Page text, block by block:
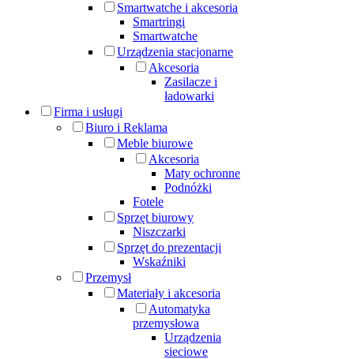
Smartwatche i akcesoria
Smartringi
Smartwatche
Urządzenia stacjonarne
Akcesoria
Zasilacze i
ładowarki
Firma i usługi
Biuro i Reklama
Meble biurowe
Akcesoria
Maty ochronne
Podnóżki
Fotele
Sprzęt biurowy
Niszczarki
Sprzęt do prezentacji
Wskaźniki
Przemysł
Materiały i akcesoria
Automatyka
przemysłowa
Urządzenia
sieciowe